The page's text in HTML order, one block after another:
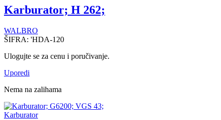
Karburator; H 262;
WALBRO
ŠIFRA: 'HDA-120
Ulogujte se za cenu i poručivanje.
Uporedi
Nema na zalihama
Karburator